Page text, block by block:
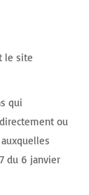
le site
qui
ou
du 6 janvier